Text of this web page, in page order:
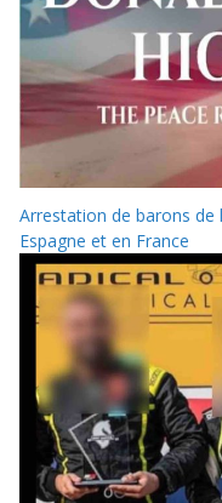
Arrestation de barons
Espagne et en France